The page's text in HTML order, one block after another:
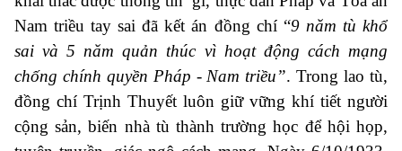
Nam triều tay sai đã kết án đồng chí “9 năm tù khổ
sai và 5 năm quản thúc vì hoạt động cách mạng
chống chính quyền Pháp - Nam triều”. Trong lao tù,
đồng chí Trịnh Thuyết luôn giữ vững khí tiết người
cộng sản, biến nhà tù thành trường học để hội họp,